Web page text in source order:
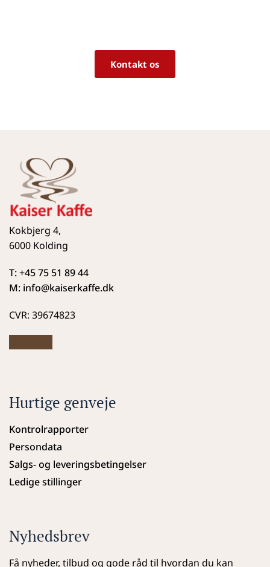
Kontakt os
Kokbjerg 4,
6000 Kolding
T: +45 75 51 89 44
M: info@kaiserkaffe.dk
CVR: 39674823
Hurtige genveje
Kontrolrapporter
Persondata
Salgs- og leveringsbetingelser
Ledige stillinger
Nyhedsbrev
Få nyheder, tilbud og gode råd til hvordan du kan